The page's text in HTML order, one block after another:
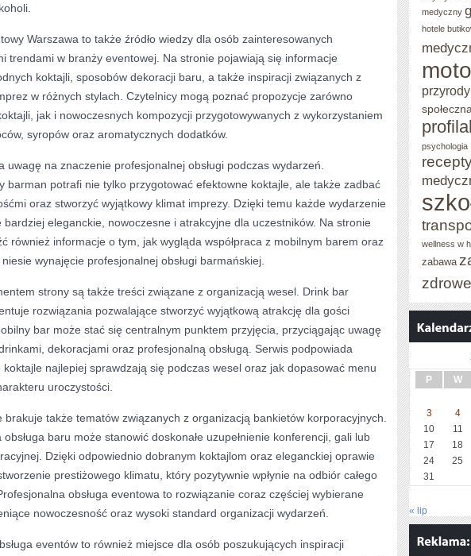
Warszawa to także źródło wiedzy dla osób zainteresowanych
trendami w branży eventowej. Na stronie pojawiają się informacje
koktajli, sposobów dekoracji baru, a także inspiracji związanych z
w różnych stylach. Czytelnicy mogą poznać propozycje zarówno
jak i nowoczesnych kompozycji przygotowywanych z wykorzystaniem
syropów oraz aromatycznych dodatków.
uwagę na znaczenie profesjonalnej obsługi podczas wydarzeń.
barman potrafi nie tylko przygotować efektowne koktajle, ale także zadbać
oraz stworzyć wyjątkowy klimat imprezy. Dzięki temu każde wydarzenie
bardziej eleganckie, nowoczesne i atrakcyjne dla uczestników. Na stronie
również informacje o tym, jak wygląda współpraca z mobilnym barem oraz
wynajęcie profesjonalnej obsługi barmańskiej.
strony są także treści związane z organizacją wesel. Drink bar
rozwiązania pozwalające stworzyć wyjątkową atrakcję dla gości
bar może stać się centralnym punktem przyjęcia, przyciągając uwagę
dekoracjami oraz profesjonalną obsługą. Serwis podpowiada
koktajle najlepiej sprawdzają się podczas wesel oraz jak dopasować menu
uroczystości.
brakuje także tematów związanych z organizacją bankietów korporacyjnych.
obsługa baru może stanowić doskonałe uzupełnienie konferencji, gali lub
Dzięki odpowiednio dobranym koktajlom oraz eleganckiej oprawie
prestiżowego klimatu, który pozytywnie wpłynie na odbiór całego
obsługa eventowa to rozwiązanie coraz częściej wybierane
nowoczesność oraz wysoki standard organizacji wydarzeń.
eventów to również miejsce dla osób poszukujących inspiracji
medyczny
hotele
przyrody
społeczna
psychologia
wellness w
zabawa
P W
3
4
10
11
17
18
24
25
31
« lip